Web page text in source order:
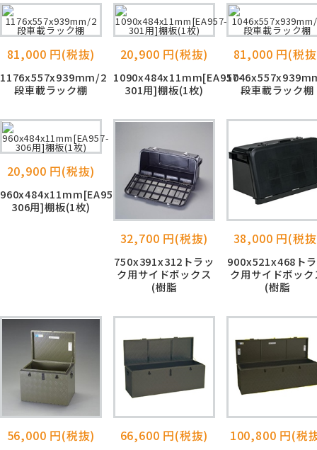
81,000 円(税抜)
1176x557x939mm/2
段車載ラック棚
20,900 円(税抜)
1090x484x11mm[EA957-
301用]棚板(1枚)
81,000 円(税
段車載ラック棚
20,900 円(税抜)
960x484x11mm[EA957-
306用]棚板(1枚)
32,700 円(税抜)
750x391x312トラッ
ク用サイドボックス
(樹脂
38,000 円(税
900x521x468ト
ク用サイドボック
(樹脂
56,000 円(税抜) 66,600 円(税抜) 100,800 円(税